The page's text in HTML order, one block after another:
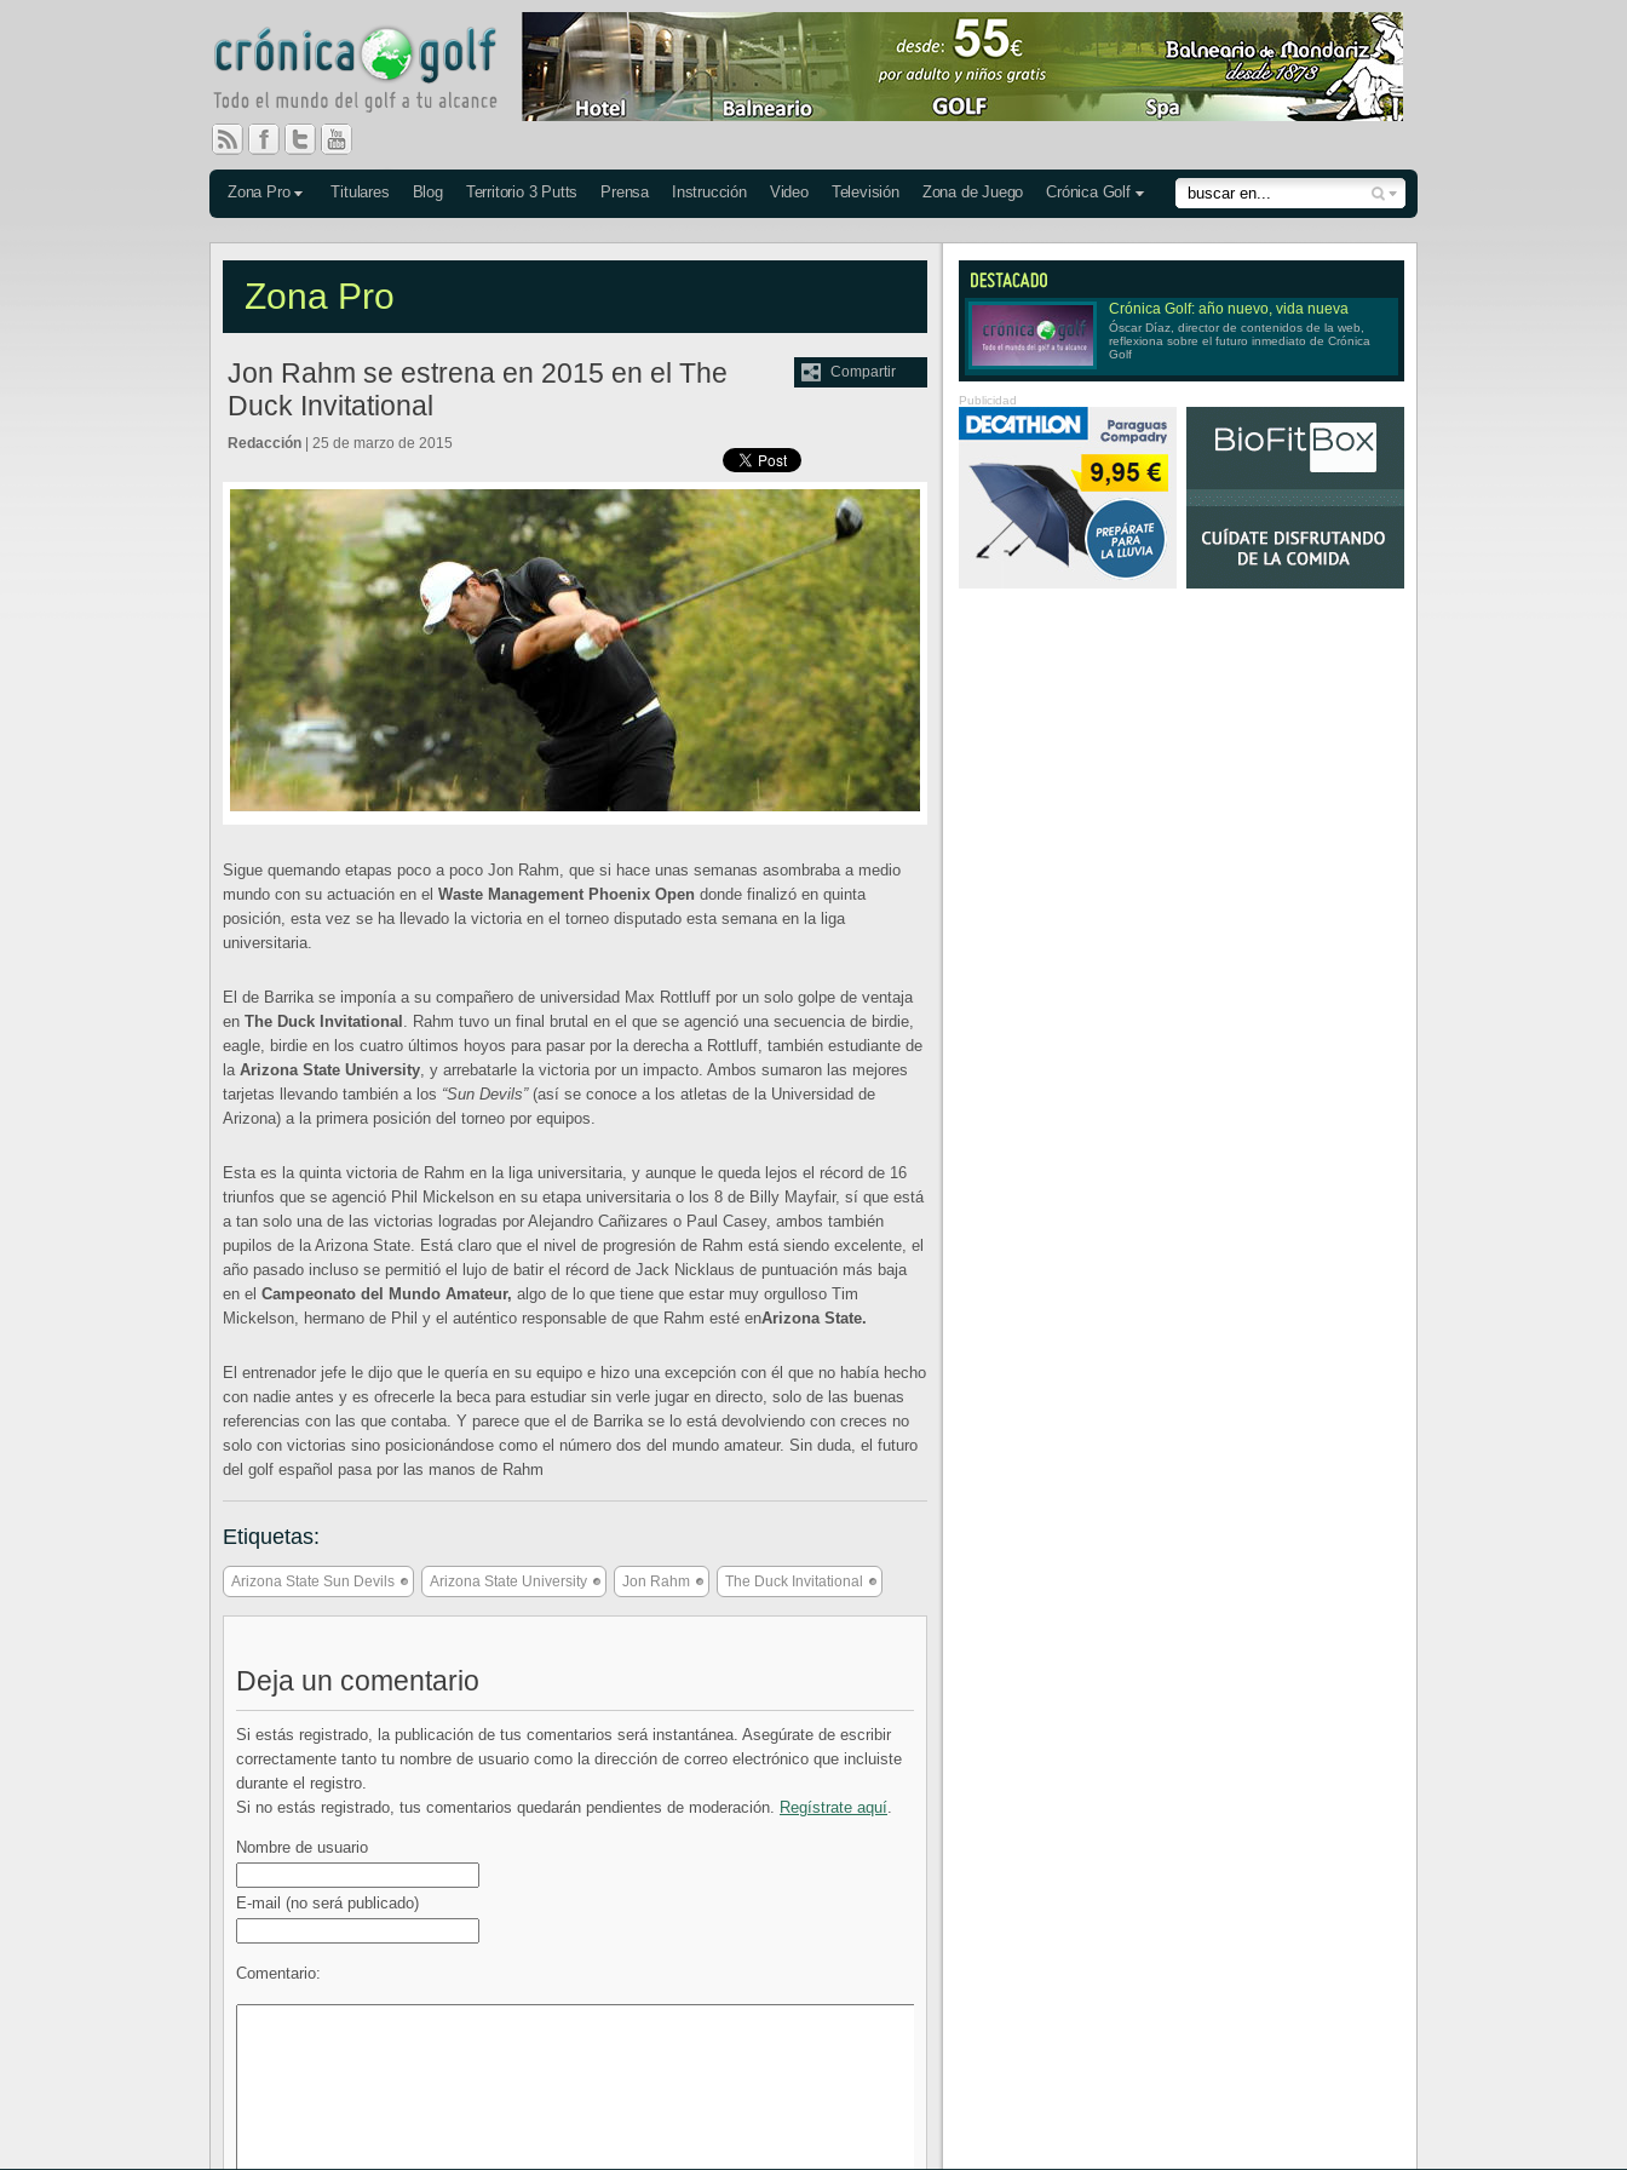
Zona Pro Titulares Blog Territorio 3 Putts Prensa Instrucción Video Televisión Zona de Juego Crónica Golf
Zona Pro
Compartir
Jon Rahm se estrena en 2015 en el The
Duck Invitational
Redacción | 25 de marzo de 2015
Sigue quemando etapas poco a poco Jon Rahm, que si hace unas semanas asombraba a medio
mundo con su actuación en el Waste Management Phoenix Open donde finalizó en quinta
posición, esta vez se ha llevado la victoria en el torneo disputado esta semana en la liga
universitaria.
El de Barrika se imponía a su compañero de universidad Max Rottluff por un solo golpe de ventaja
en The Duck Invitational . Rahm tuvo un final brutal en el que se agenció una secuencia de birdie,
eagle, birdie en los cuatro últimos hoyos para pasar por la derecha a Rottluff, también estudiante de
la Arizona State University, y arrebatarle la victoria por un impacto. Ambos sumaron las mejores
tarjetas llevando también a los “Sun Devils”(así se conoce a los atletas de la Universidad de
Arizona) a la primera posición del torneo por equipos.
Esta es la quinta victoria de Rahm en la liga universitaria, y aunque le queda lejos el récord de 16
triunfos que se agenció Phil Mickelson en su etapa universitaria o los 8 de Billy Mayfair, sí que está
a tan solo una de las victorias logradas por Alejandro Cañizares o Paul Casey, ambos también
pupilos de la Arizona State. Está claro que el nivel de progresión de Rahm está siendo excelente, el
año pasado incluso se permitió el lujo de batir el récord de Jack Nicklaus de puntuación más baja
en el Campeonato del Mundo Amateur, algo de lo que tiene que estar muy orgulloso Tim
Mickelson, hermano de Phil y el auténtico responsable de que Rahm esté enArizona State.
El entrenador jefe le dijo que le quería en su equipo e hizo una excepción con él que no había hecho
con nadie antes y es ofrecerle la beca para estudiar sin verle jugar en directo, solo de las buenas
referencias con las que contaba. Y parece que el de Barrika se lo está devolviendo con creces no
solo con victorias sino posicionándose como el número dos del mundo amateur. Sin duda, el futuro
del golf español pasa por las manos de Rahm
Etiquetas:
Arizona State Sun Devils Arizona State University Jon Rahm The Duck Invitational
Deja un comentario
Si estás registrado, la publicación de tus comentarios será instantánea. Asegúrate de escribir
correctamente tanto tu nombre de usuario como la dirección de correo electrónico que incluiste
durante el registro.
Si no estás registrado, tus comentarios quedarán pendientes de moderación. Regístrate aquí.
Nombre de usuario
E-mail (no será publicado)
Comentario:
Crónica Golf: año nuevo, vida nueva
Óscar Díaz, director de contenidos de la web,
reflexiona sobre el futuro inmediato de Crónica
Golf
Publicidad